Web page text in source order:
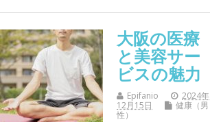
大阪の医療
と美容サー
ビスの魅力
Epifanio
2024年
12月15日
健康（男
性）